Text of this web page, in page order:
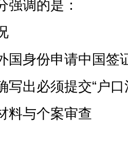
强调的是：
国身份申请中国签
写出必须提交“户口
料与个案审查